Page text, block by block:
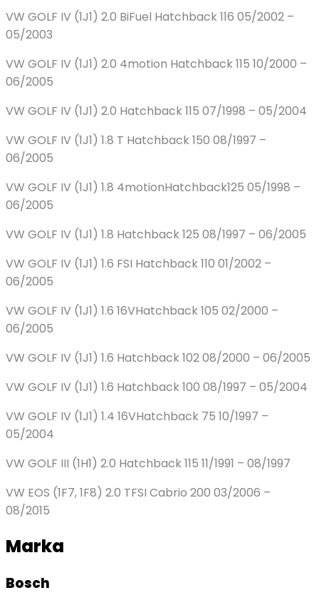
VW GOLF IV (1J1) 2.0 BiFuel Hatchback 116 05/2002 –
05/2003
VW GOLF IV (1J1) 2.0 4motion Hatchback 115 10/2000 –
06/2005
VW GOLF IV (1J1) 2.0 Hatchback 115 07/1998 – 05/2004
VW GOLF IV (1J1) 1.8 T Hatchback 150 08/1997 –
06/2005
VW GOLF IV (1J1) 1.8 4motionHatchback125 05/1998 –
06/2005
VW GOLF IV (1J1) 1.8 Hatchback 125 08/1997 – 06/2005
VW GOLF IV (1J1) 1.6 FSI Hatchback 110 01/2002 –
06/2005
VW GOLF IV (1J1) 1.6 16VHatchback 105 02/2000 –
06/2005
VW GOLF IV (1J1) 1.6 Hatchback 102 08/2000 – 06/2005
VW GOLF IV (1J1) 1.6 Hatchback 100 08/1997 – 05/2004
VW GOLF IV (1J1) 1.4 16VHatchback 75 10/1997 –
05/2004
VW GOLF III (1H1) 2.0 Hatchback 115 11/1991 – 08/1997
VW EOS (1F7, 1F8) 2.0 TFSI Cabrio 200 03/2006 –
08/2015
Marka
Bosch